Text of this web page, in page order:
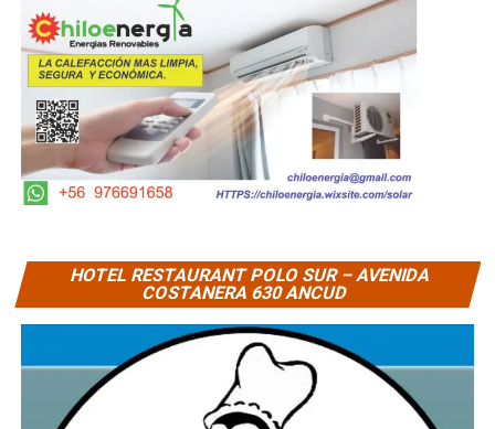
HOTEL RESTAURANT POLO SUR – AVENIDA
COSTANERA 630 ANCUD